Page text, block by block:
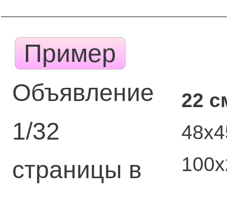
Пример
Объявление
1/32
страницы в
22